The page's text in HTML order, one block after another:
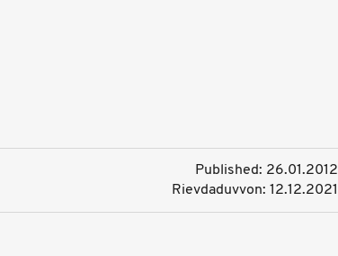
Published: 26.01.2012
Rievdaduvvon: 12.12.2021